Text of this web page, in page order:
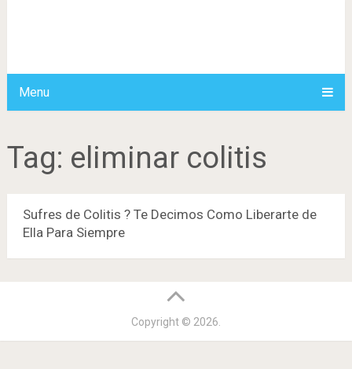
Menu
Tag: eliminar colitis
Sufres de Colitis ? Te Decimos Como Liberarte de
Ella Para Siempre
Copyright © 2026.